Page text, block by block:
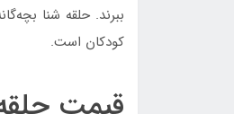
ببرند. حلقه شنا
کودکان است.